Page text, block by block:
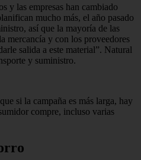
y las empresas han cambiado
mucho más, el año pasado
así que la mayoría de las
mercancía y con los proveedores
salida a este material”. Natural
y suministro.
si la campaña es más larga, hay
compre, incluso varias